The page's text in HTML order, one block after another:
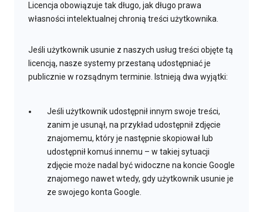
Licencja obowiązuje tak długo, jak długo prawa
własności intelektualnej chronią treści użytkownika.
Jeśli użytkownik usunie z naszych usług treści objęte tą
licencją, nasze systemy przestaną udostępniać je
publicznie w rozsądnym terminie. Istnieją dwa wyjątki:
Jeśli użytkownik udostępnił innym swoje treści,
zanim je usunął, na przykład udostępnił zdjęcie
znajomemu, który je następnie skopiował lub
udostępnił komuś innemu – w takiej sytuacji
zdjęcie może nadal być widoczne na koncie Google
znajomego nawet wtedy, gdy użytkownik usunie je
ze swojego konta Google.